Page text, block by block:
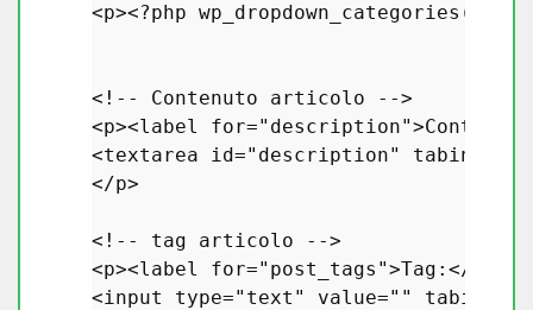
<p><?php wp_dropdown_categories (
<!-- Contenuto articolo -->
<p><label for="description"
<textarea id="description" tabindex=
</p>
<!-- tag articolo -->
<p><label for="post_tags">Tag:</
<input type="text" value="" tabindex=